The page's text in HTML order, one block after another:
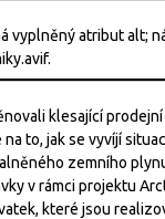
klesající
na to, jak se vyvíjí
zemního
v rámci projektu
které jsou